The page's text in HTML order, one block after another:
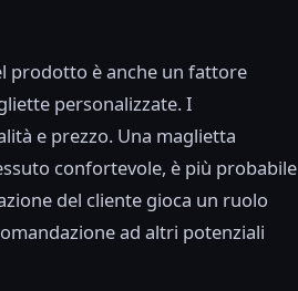
prodotto è anche un fattore
personalizzate. I
e prezzo. Una maglietta
confortevole, è più probabile
del cliente gioca un ruolo
ad altri potenziali